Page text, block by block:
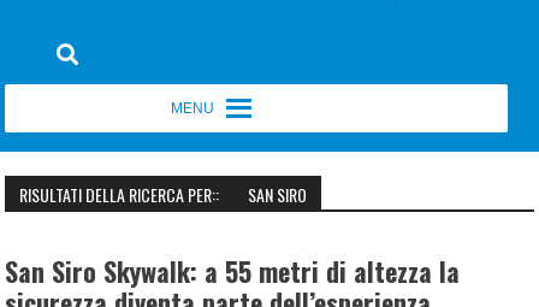
Sport&Impianti
RISULTATI DELLA RICERCA PER:: SAN SIRO
San Siro Skywalk: a 55 metri di altezza la